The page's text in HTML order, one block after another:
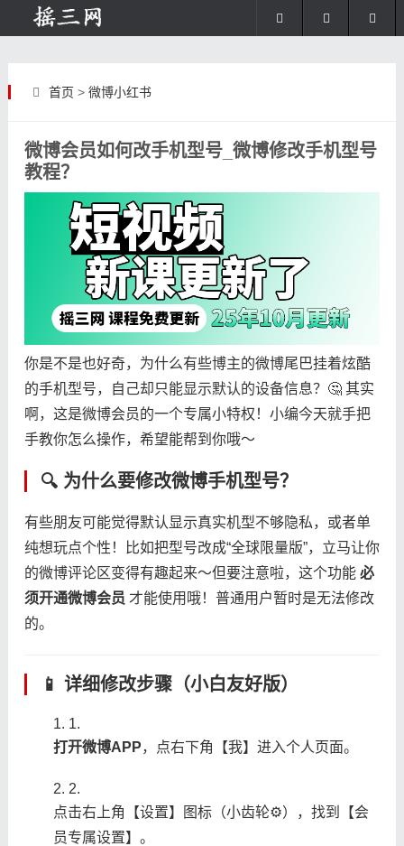
首页 > 微博小红书
微博会员如何改手机型号_微博修改手机型号
教程？
你是不是也好奇，为什么有些博主的微博尾巴挂着炫酷
的手机型号，自己却只能显示默认的设备信息？🤔 其实
啊，这是微博会员的一个专属小特权！小编今天就手把
手教你怎么操作，希望能帮到你哦～
🔍 为什么要修改微博手机型号？
有些朋友可能觉得默认显示真实机型不够隐私，或者单
纯想玩点个性！比如把型号改成“全球限量版”，立马让你
的微博评论区变得有趣起来～但要注意啦，这个功能 ​ ​必
须开通微博会员​ ​ 才能使用哦！普通用户暂时是无法修改
的。
📱 详细修改步骤（小白友好版）
1.
​打开微博APP​​，点右下角【我】进入个人页面。
2.
点击右上角【设置】图标（小齿轮⚙️），找到【会
员专属设置】。